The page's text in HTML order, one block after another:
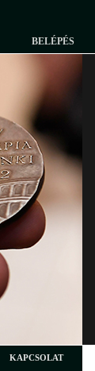
BELÉPÉS
KAPCSOLAT